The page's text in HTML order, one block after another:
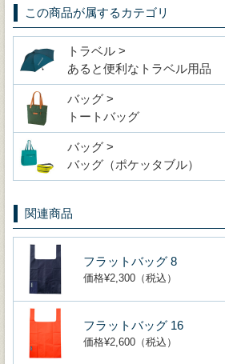
この商品が属するカテゴリ
トラベル >
あると便利なトラベル用品
バッグ >
トートバッグ
バッグ >
バッグ（ポケッタブル）
関連商品
フラットバッグ 8
価格¥2,300（税込）
フラットバッグ 16
価格¥2,600（税込）